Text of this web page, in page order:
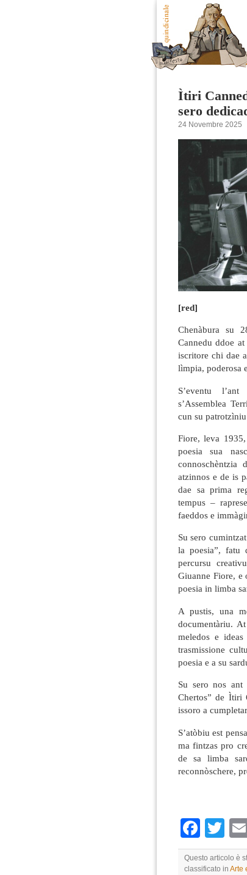
Ìtiri
sero
24 Novembre 2025
[red]
Chenàbura su
Cannedu ddoe
iscritore chi dae
lìmpia, poderosa
S’eventu
s’Assemblea
cun su
Fiore, leva
poesia sua
atzinnos e de is
dae sa prima
tempus –
faeddos e
Su sero
la poesia”, fatu
percursu
Giuanne Fiore, e
poesia in limba
A pustis, una
documentàriu.
meledos e
trasmissione
poesia e a su
Su sero nos ant
Chertos” de Ìtiri
issoro a
S’atòbiu est
ma fintzas pro
de sa limba
reconnòschere,
Questo articolo è
classificato in Arte